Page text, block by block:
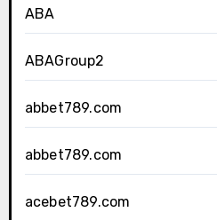
ABA
ABAGroup2
abbet789.com
abbet789.com
acebet789.com